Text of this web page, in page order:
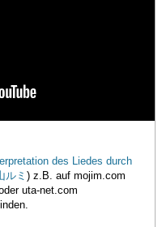
des Liedes durch
ルミ ) z.B. auf mojim.com
uta-net.com